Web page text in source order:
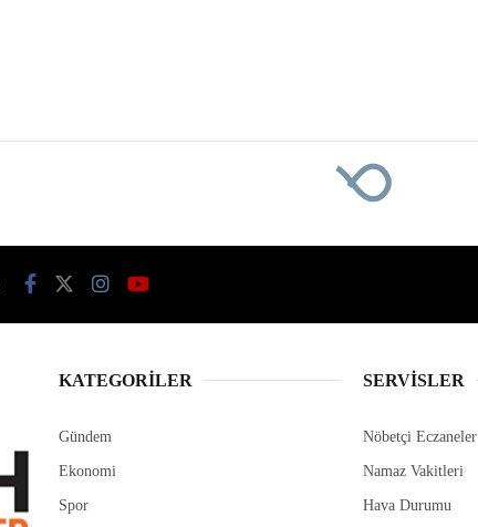
KATEGORİLER
Gündem
Ekonomi
Spor
SERVİSLER
Nöbetçi Eczaneler
Namaz Vakitleri
Hava Durumu